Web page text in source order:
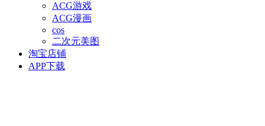
ACG游戏
ACG漫画
cos
二次元美图
淘宝店铺
APP下载